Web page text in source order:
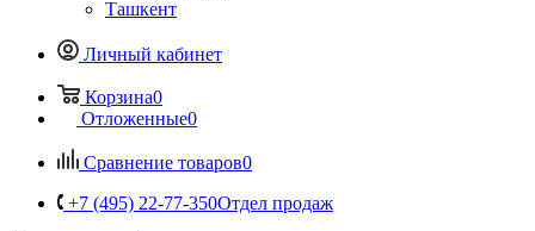
Ташкент
Личный кабинет
Корзина0
Отложенные0
Сравнение товаров0
+7 (495) 22-77-350Отдел продаж